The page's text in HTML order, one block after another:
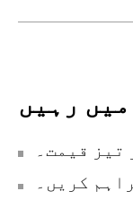
رہیں
تیز قیمت۔
کریں۔